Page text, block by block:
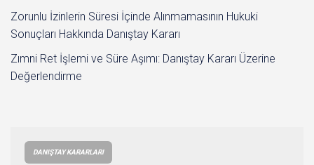
Zorunlu İzinlerin Süresi İçinde Alınmamasının Hukuki
Sonuçları Hakkında Danıştay Kararı
Zımni Ret İşlemi ve Süre Aşımı: Danıştay Kararı Üzerine
Değerlendirme
DANIŞTAY KARARLARI